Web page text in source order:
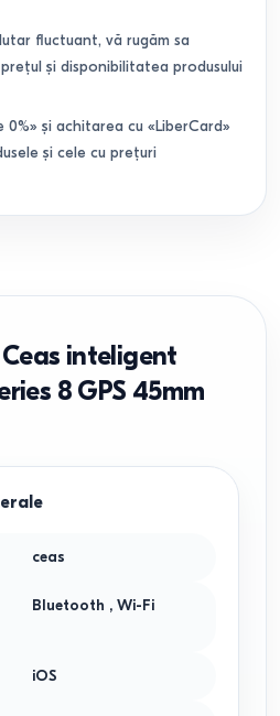
fluctuant, vă rugăm sa
și disponibilitatea produsului
și achitarea cu «LiberCard»
și cele cu prețuri
Ceas inteligent
8 GPS 45mm
ceas
Bluetooth , Wi-Fi
iOS